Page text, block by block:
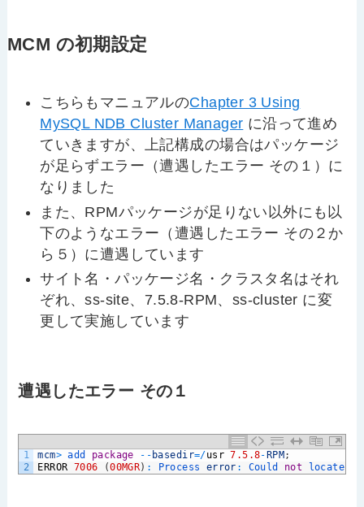
MCM の初期設定
こちらもマニュアルのChapter 3 Using
MySQL NDB Cluster Manager に沿って進め
ていきますが、上記構成の場合はパッケージ
が足らずエラー（遭遇したエラー その１）に
なりました
また、RPMパッケージが足りない以外にも以
下のようなエラー（遭遇したエラー その２か
ら５）に遭遇しています
サイト名・パッケージ名・クラスタ名はそれ
ぞれ、ss-site、7.5.8-RPM、ss-cluster に変
更して実施しています
遭遇したエラー その１
1
2
mcm> add package -- basedir=/usr 7.5.8- RPM ;
ERROR 7006 (00MGR) : Process error : Could not locate